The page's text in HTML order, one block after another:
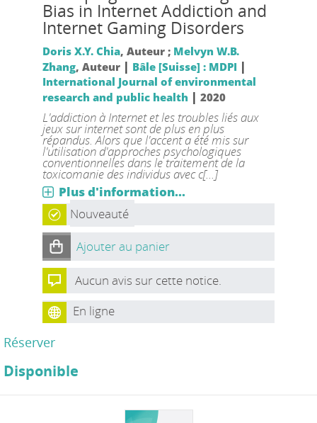
Bias in Internet Addiction and
Internet Gaming Disorders
Doris X.Y. Chia, Auteur ; Melvyn W.B.
Zhang, Auteur | Bâle [Suisse] : MDPI |
International Journal of environmental
research and public health | 2020
L'addiction à Internet et les troubles liés aux
jeux sur internet sont de plus en plus
répandus. Alors que l'accent a été mis sur
l'utilisation d'approches psychologiques
conventionnelles dans le traitement de la
toxicomanie des individus avec c[...]
Plus d'information...
Nouveauté
Ajouter au panier
Aucun avis sur cette notice.
En ligne
Réserver
Disponible